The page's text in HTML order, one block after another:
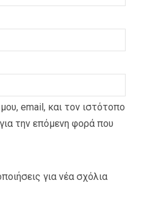
email, και τον ιστότοπο
την επόμενη φορά που
για νέα σχόλια